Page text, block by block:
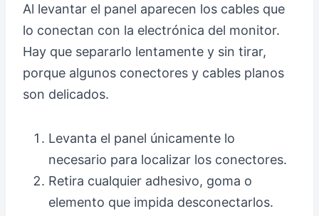
Al levantar el panel aparecen los cables que
lo conectan con la electrónica del monitor.
Hay que separarlo lentamente y sin tirar,
porque algunos conectores y cables planos
son delicados.
Levanta el panel únicamente lo
necesario para localizar los conectores.
Retira cualquier adhesivo, goma o
elemento que impida desconectarlos.